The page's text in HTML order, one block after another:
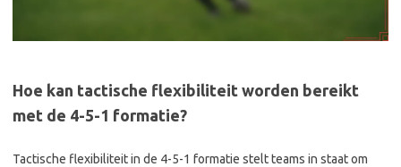
Hoe kan tactische flexibiliteit worden bereikt
met de 4-5-1 formatie?
Tactische flexibiliteit in de 4-5-1 formatie stelt teams in staat om